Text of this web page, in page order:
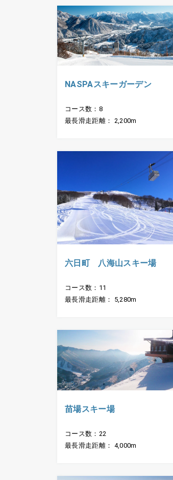
NASPAスキーガーデン
コース数：8
最長滑走距離： 2,200m
六日町 八海山スキー場
コース数：11
最長滑走距離： 5,280m
苗場スキー場
コース数：22
最長滑走距離： 4,000m